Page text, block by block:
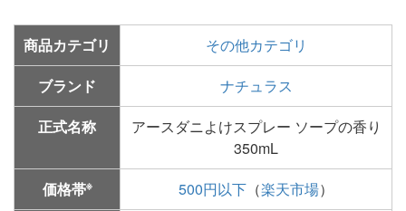
商品カテゴリ
その他カテゴリ
ブランド
ナチュラス
正式名称
アースダニよけスプレー ソープの香り
350mL
価格帯※ 500円以下 （楽天市場）